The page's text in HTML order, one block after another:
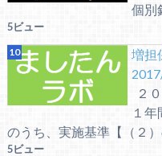
個別
5ビュー
増担
２
１
のうち、実施基準【（２）
5ビュー